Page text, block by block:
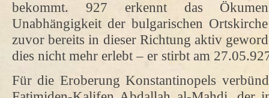
bekommt. 927 erkennt das
Unabhängigkeit der bulgarischen
zuvor bereits in dieser Richtung aktiv
dies nicht mehr erlebt – er stirbt am
Für die Eroberung Konstantinopels